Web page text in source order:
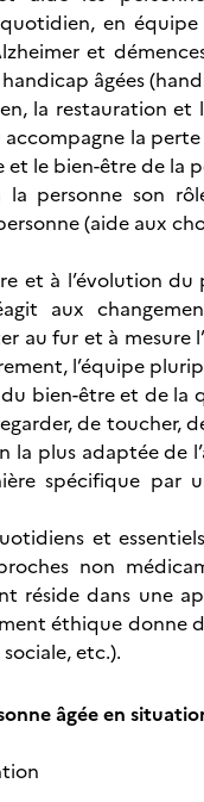
en
et
âgées
la restauration
la
le bien-être de la
la personne son
(aide aux
et à l’évolution
aux
au fur et à
l’équipe
bien-être et de
de toucher,
plus adaptée de
spécifique
et
non
réside dans une
éthique donne
etc.).
âgée en